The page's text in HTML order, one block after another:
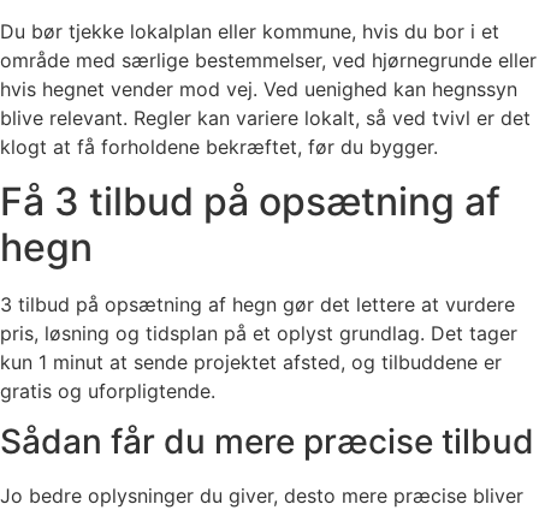
Du bør tjekke lokalplan eller kommune, hvis du bor i et
område med særlige bestemmelser, ved hjørnegrunde eller
hvis hegnet vender mod vej. Ved uenighed kan hegnssyn
blive relevant. Regler kan variere lokalt, så ved tvivl er det
klogt at få forholdene bekræftet, før du bygger.
Få 3 tilbud på opsætning af
hegn
3 tilbud på opsætning af hegn gør det lettere at vurdere
pris, løsning og tidsplan på et oplyst grundlag. Det tager
kun 1 minut at sende projektet afsted, og tilbuddene er
gratis og uforpligtende.
Sådan får du mere præcise tilbud
Jo bedre oplysninger du giver, desto mere præcise bliver